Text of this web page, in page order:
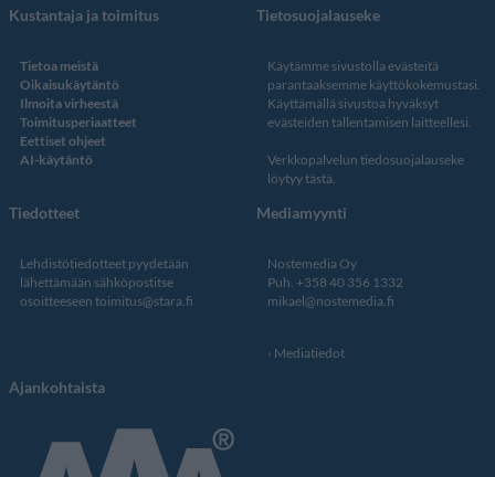
Kustantaja ja toimitus
Tietoa meistä
Oikaisukäytäntö
Ilmoita virheestä
Toimitusperiaatteet
Eettiset ohjeet
AI-käytäntö
Tietosuojalauseke
Käytämme sivustolla evästeitä
parantaaksemme käyttökokemustasi.
Käyttämällä sivustoa hyväksyt
evästeiden tallentamisen laitteellesi.
Verkkopalvelun tiedosuojalauseke
löytyy tästä
Tiedotteet
Lehdistötiedotteet pyydetään
lähettämään sähköpostitse
osoitteeseen toimitus@stara.fi
Mediamyynti
Nostemedia Oy
Puh. +358 40 356 1332
mikael@nostemedia.fi
Mediatiedot
Ajankohtaista